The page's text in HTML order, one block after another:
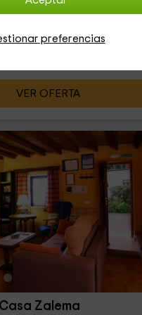
preferencias
VER OFERTA
Zalema